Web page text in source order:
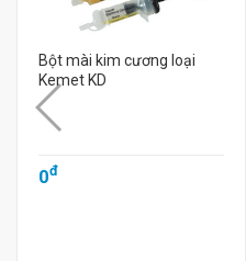
Bột mài kim cương loại
Kemet KD
0đ